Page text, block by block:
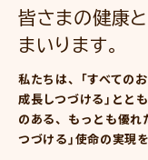
皆さまの健康と
まいります。
私たちは、｢すべての
成長しつづける｣ととも
のある、 もっとも優れ
つづける｣使命の実現